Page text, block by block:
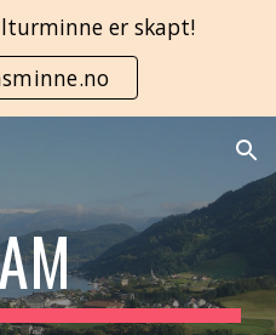
Skip to navigation
er skapt!